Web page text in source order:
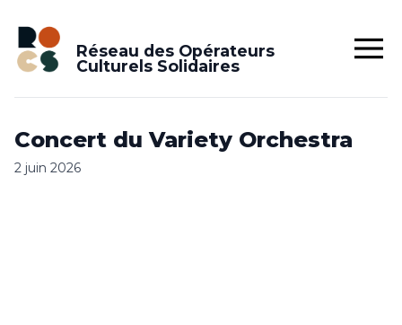
Réseau des Opérateurs
Culturels Solidaires
Concert du Variety Orchestra
2 juin 2026